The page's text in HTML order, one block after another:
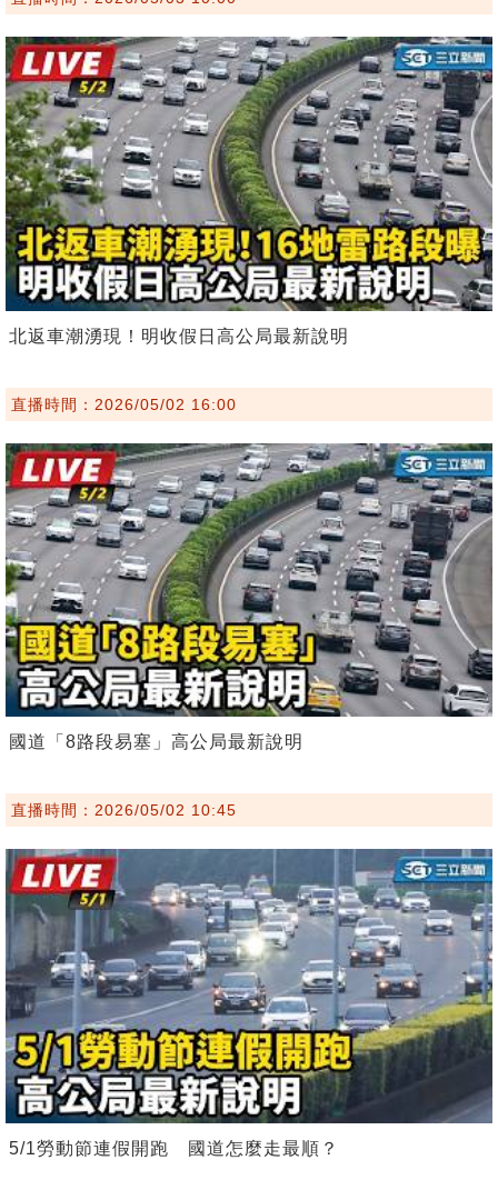
北返車潮湧現！明收假日高公局最新說明
直播時間：2026/05/02 16:00
國道「8路段易塞」高公局最新說明
直播時間：2026/05/02 10:45
5/1勞動節連假開跑 國道怎麼走最順？